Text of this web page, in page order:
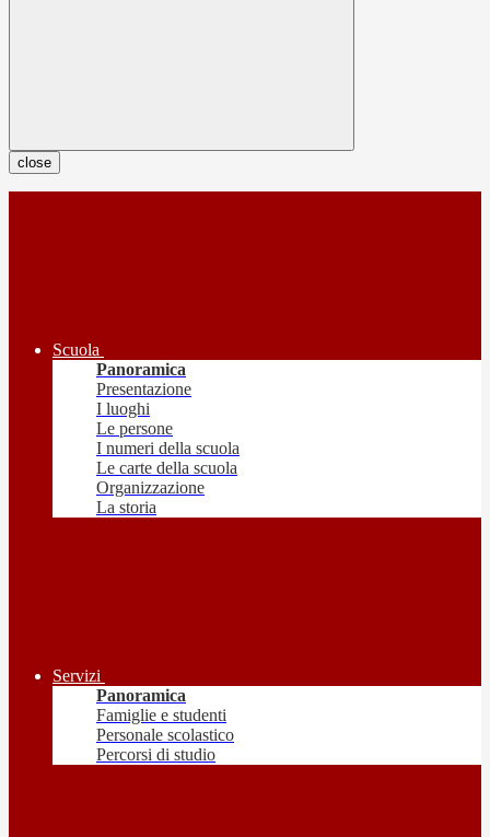
close
Scuola
Panoramica
Presentazione
I luoghi
Le persone
I numeri della scuola
Le carte della scuola
Organizzazione
La storia
Servizi
Panoramica
Famiglie e studenti
Personale scolastico
Percorsi di studio